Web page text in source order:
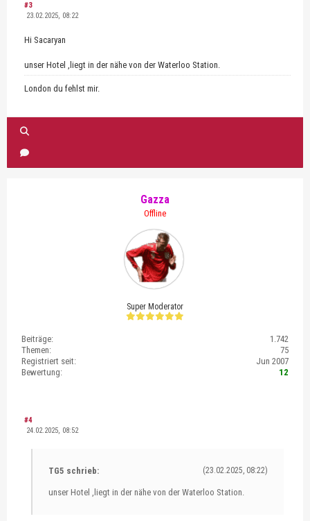
#3
23.02.2025, 08:22
Hi Sacaryan
unser Hotel ,liegt in der nähe von der Waterloo Station.
London du fehlst mir.
Gazza
Offline
Super Moderator
Beiträge:
1.742
Themen:
75
Registriert seit:
Jun 2007
Bewertung:
12
#4
24.02.2025, 08:52
(23.02.2025, 08:22)
TG5 schrieb:
unser Hotel ,liegt in der nähe von der Waterloo Station.